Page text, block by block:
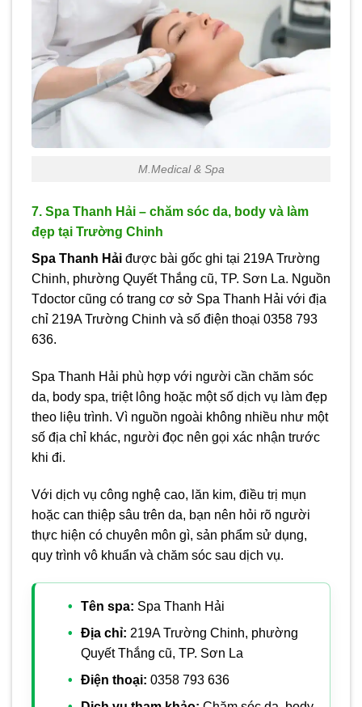
M.Medical & Spa
7. Spa Thanh Hải – chăm sóc da, body và làm
đẹp tại Trường Chinh
Spa Thanh Hải được bài gốc ghi tại 219A Trường
Chinh, phường Quyết Thắng cũ, TP. Sơn La. Nguồn
Tdoctor cũng có trang cơ sở Spa Thanh Hải với địa
chỉ 219A Trường Chinh và số điện thoại 0358 793
636.
Spa Thanh Hải phù hợp với người cần chăm sóc
da, body spa, triệt lông hoặc một số dịch vụ làm đẹp
theo liệu trình. Vì nguồn ngoài không nhiều như một
số địa chỉ khác, người đọc nên gọi xác nhận trước
khi đi.
Với dịch vụ công nghệ cao, lăn kim, điều trị mụn
hoặc can thiệp sâu trên da, bạn nên hỏi rõ người
thực hiện có chuyên môn gì, sản phẩm sử dụng,
quy trình vô khuẩn và chăm sóc sau dịch vụ.
Tên spa: Spa Thanh Hải
Địa chỉ: 219A Trường Chinh, phường
Quyết Thắng cũ, TP. Sơn La
Điện thoại: 0358 793 636